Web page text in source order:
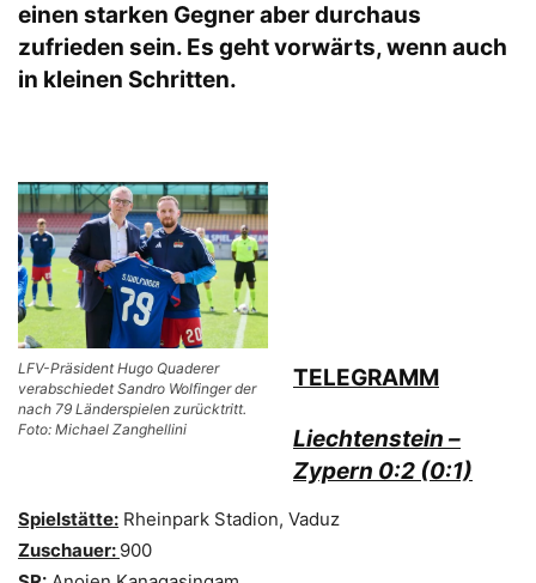
einen starken Gegner aber durchaus
zufrieden sein. Es geht vorwärts, wenn auch
in kleinen Schritten.
LFV-Präsident Hugo Quaderer
verabschiedet Sandro Wolfinger der
nach 79 Länderspielen zurücktritt.
Foto: Michael Zanghellini
TELEGRAMM
Liechtenstein –
Zypern 0:2 (0:1)
Spielstätte: Rheinpark Stadion, Vaduz
Zuschauer: 900